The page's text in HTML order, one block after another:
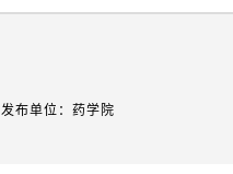
发布单位：药学院